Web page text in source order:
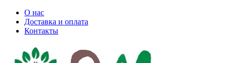
О нас
Доставка и оплата
Контакты